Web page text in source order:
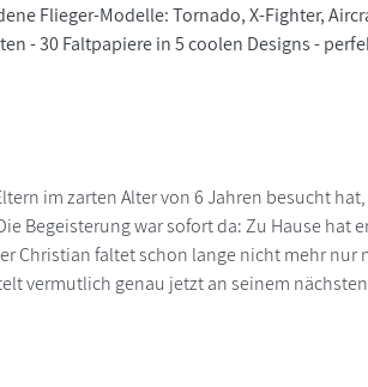
Flieger-Modelle: Tornado, X-Fighter,
- 30 Faltpapiere in 5 coolen Designs -
im zarten Alter von 6 Jahren besucht
Begeisterung war sofort da: Zu Hause hat
Christian faltet schon lange nicht mehr nur
vermutlich genau jetzt an seinem